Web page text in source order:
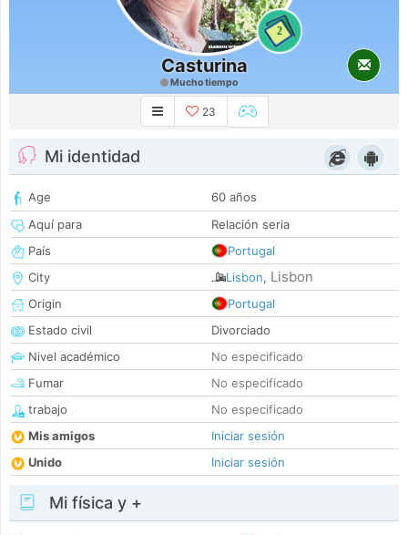
2
Casturina
Mucho tiempo
23
Mi identidad
Age
60 años
Aquí para
Relación seria
País
Portugal
City
Lisbon, Lisbon
Origin
Portugal
Estado civil
Divorciado
Nivel académico
No especificado
Fumar
No especificado
trabajo
No especificado
Mis amigos
Iniciar sesión
Unido
Iniciar sesión
Mi física y +